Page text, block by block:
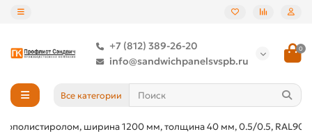
+7 (812) 389-26-20
info@sandwichpanelsvspb.ru
0
Все категории
ширина 1200 мм, толщина 40 мм, 0.5/0.5,